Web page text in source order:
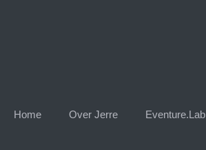
Home Over Jerre Eventure.Lab